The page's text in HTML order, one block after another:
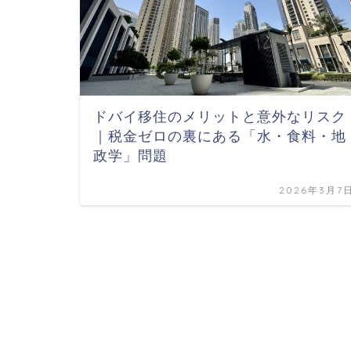
ドバイ移住のメリットと意外なリスク
｜税金ゼロの裏にある「水・食料・地
政学」問題
2026年3月7